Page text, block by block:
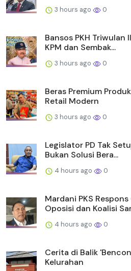
3 hours ago 0
Bansos PKH Triwulan
KPM dan Sembak...
3 hours ago 0
Beras Premium
Retail Modern
3 hours ago 0
Legislator PD Tak
Bukan Solusi Bera...
4 hours ago 0
Mardani PKS Respons
Oposisi dan Koalisi
4 hours ago 0
Cerita di Balik
Kelurahan